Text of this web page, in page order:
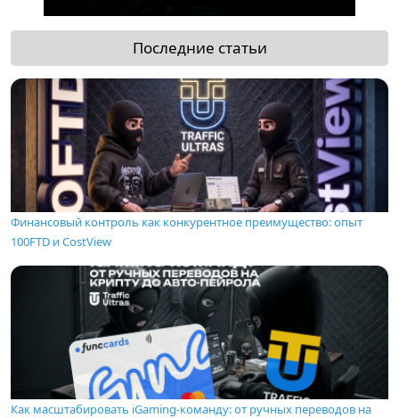
Последние статьи
Финансовый контроль как конкурентное преимущество: опыт
100FTD и CostView
Как масштабировать iGaming-команду: от ручных переводов на